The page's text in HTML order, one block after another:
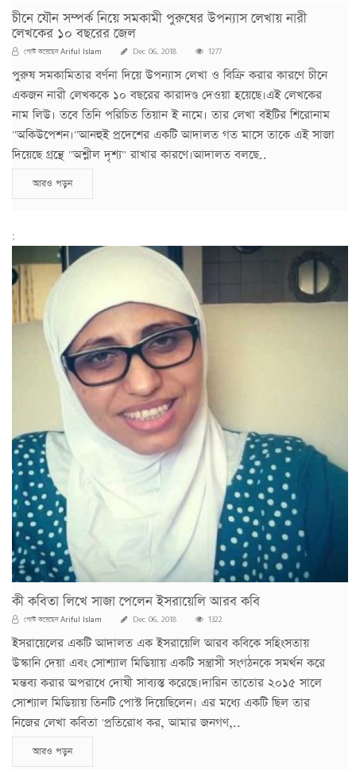
চীনে যৌন সম্পর্ক নিয়ে সমকামী পুরুষের উপন্যাস লেখায় নারী
লেখকের ১০ বছরের জেল
পোস্ট করেছেনAriful Islam Dec 06, 2018 1277
পুরুষ সমকামিতার বর্ণনা দিয়ে উপন্যাস লেখা ও বিক্রি করার কারণে চীনে
একজন নারী লেখককে ১০ বছরের কারাদণ্ড দেওয়া হয়েছে।এই লেখকের
নাম লিউ। তবে তিনি পরিচিত তিয়ান ই নামে। তার লেখা বইটির শিরোনাম
"অকিউপেশন।"আনহুই প্রদেশের একটি আদালত গত মাসে তাকে এই সাজা
দিয়েছে গ্রন্থে "অশ্লীল দৃশ্য" রাখার কারণে।আদালত বলছে..
আরও পড়ুন
;
কী কবিতা লিখে সাজা পেলেন ইসরায়েলি আরব কবি
পোস্ট করেছেনAriful Islam Dec 06, 2018 1322
ইসরায়েলের একটি আদালত এক ইসরায়েলি আরব কবিকে সহিংসতায়
উস্কানি দেয়া এবং সোশ্যাল মিডিয়ায় একটি সন্ত্রাসী সংগঠনকে সমর্থন করে
মন্তব্য করার অপরাধে দোষী সাব্যস্ত করেছে।দারিন তাতোর ২০১৫ সালে
সোশ্যাল মিডিয়ায় তিনটি পোস্ট দিয়েছিলেন। এর মধ্যে একটি ছিল তার
নিজের লেখা কবিতা 'প্রতিরোধ কর, আমার জনগণ,..
আরও পড়ুন